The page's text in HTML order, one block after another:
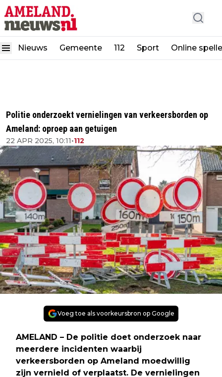
Nieuws Gemeente 112 Sport Online
Politie onderzoekt vernielingen van verkeersborden op
Ameland: oproep aan getuigen
22 APR 2025, 10:11•112
Voeg toe als voorkeursbron op Google
AMELAND – De politie doet onderzoek naar
meerdere incidenten waarbij
verkeersborden op Ameland moedwillig
zijn vernield of verplaatst. De vernielingen